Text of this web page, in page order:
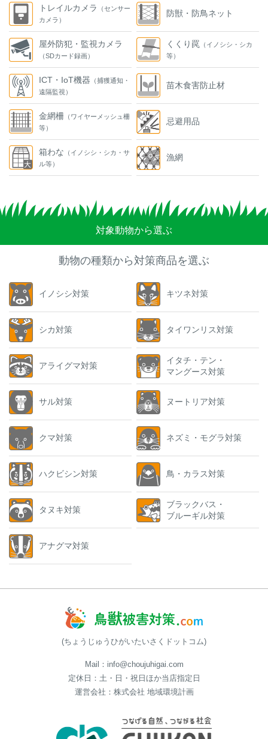
トレイルカメラ
（センサー
カメラ）
屋外防犯・監視カメラ
（SDカード録画）
ICT・IoT機器 （捕獲通知・
遠隔監視）
金網柵 （ワイヤーメッシュ柵
等）
箱わな （イノシシ・シカ・サ
ル等）
防獣・防鳥ネット
くくり罠 （イノシシ・シカ
等）
苗木食害防止材
忌避用品
漁網
対象動物から選ぶ
動物の種類から対策商品を選ぶ
イノシシ対策
シカ対策
アライグマ対策
サル対策
クマ対策
ハクビシン対策
タヌキ対策
アナグマ対策
キツネ対策
タイワンリス対策
イタチ・テン・
マングース対策
ヌートリア対策
ネズミ・モグラ対策
鳥・カラス対策
ブラックバス・
ブルーギル対策
(ちょうじゅうひがいたいさくドットコム)
Mail：info@choujuhigai.com
定休日：土・日・祝日ほか当店指定日
運営会社：株式会社 地域環境計画